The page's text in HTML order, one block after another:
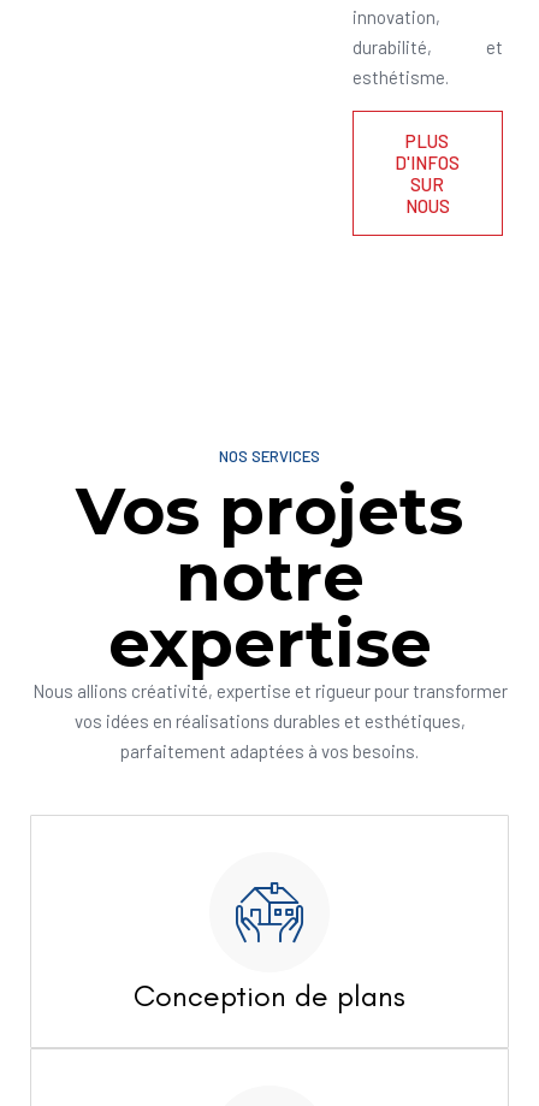
innovation,
durabilité, et
esthétisme.
PLUS
D'INFOS
SUR
NOUS
NOS SERVICES
Vos projets
notre
expertise
Nous allions créativité, expertise et rigueur pour transformer
vos idées en réalisations durables et esthétiques,
parfaitement adaptées à vos besoins.
Conception de plans